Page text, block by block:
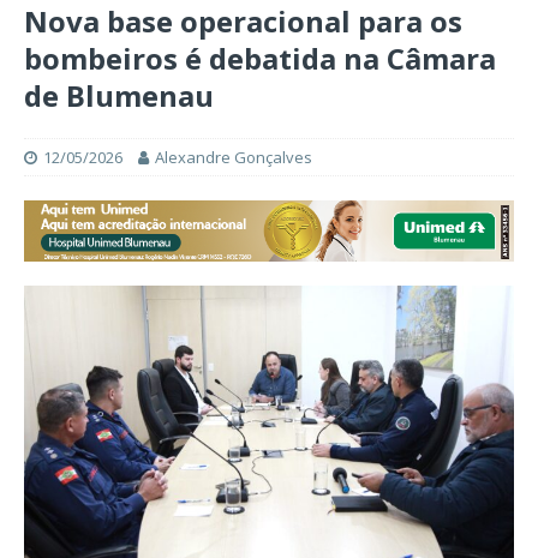
Nova base operacional para os
bombeiros é debatida na Câmara
de Blumenau
12/05/2026 Alexandre Gonçalves